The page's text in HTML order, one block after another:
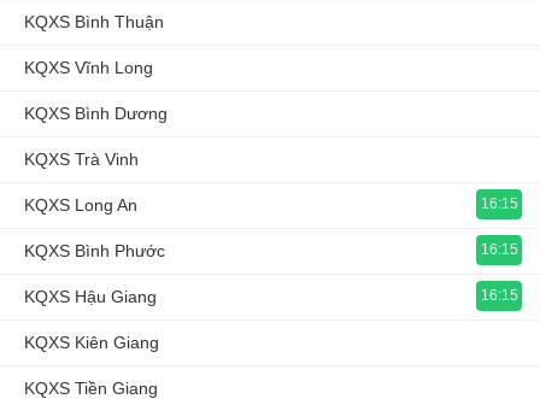
KQXS Bình Thuận
KQXS Vĩnh Long
KQXS Bình Dương
KQXS Trà Vinh
KQXS Long An 16:15
KQXS Bình Phước 16:15
KQXS Hậu Giang 16:15
KQXS Kiên Giang
KQXS Tiền Giang